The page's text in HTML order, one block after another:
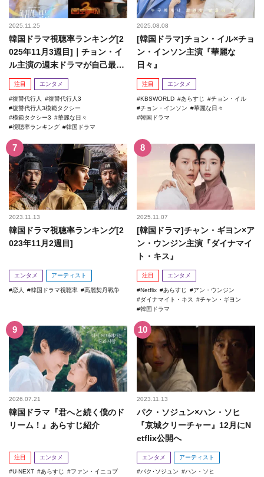
2025.11.25
韓国ドラマ視聴率ランキング[2
025年11月3週目]｜チョン・イ
ル主演の週末ドラマが自己最高
記録を更新！
注目 エンタメ
復讐代行人
復讐代行人3
復讐代行人3模範タクシー
模範タクシー3
華麗な日々
視聴率ランキング
韓国ドラマ
2025.08.08
[韓国ドラマ]チョン・イル×チョ
ン・インソン主演『華麗な
日々』
注目 エンタメ
KBSWORLD あらすじ
チョン・イル
チョン・インソン
華麗な日々
韓国ドラマ
2023.11.13
韓国ドラマ視聴率ランキング[2
023年11月2週目]
エンタメ アーティスト
恋人 韓国ドラマ視聴率 高麗契丹戦争
2025.11.07
[韓国ドラマ]チャン・ギヨン×ア
ン・ウンジン主演『ダイナマイ
ト・キス』
注目 エンタメ
Netflix あらすじ
アン・ウンジン
ダイナマイト・キス
チャン・ギヨン
韓国ドラマ
2026.07.21
韓国ドラマ『君へと続く僕のド
リーム！』あらすじ紹介
注目 エンタメ
U-NEXT あらすじ
ファン・イニョプ
2023.11.13
パク・ソジュン×ハン・ソヒ
『京城クリーチャー』12月にN
etflix公開へ
エンタメ アーティスト
パク･ソジュン
ハン・ソヒ